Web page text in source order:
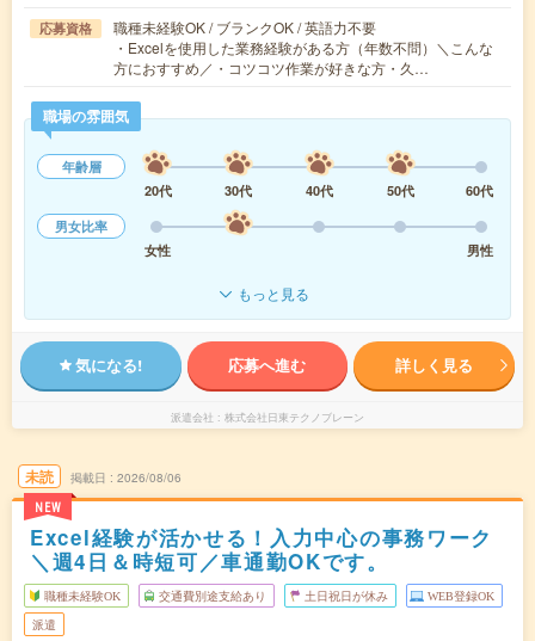
応募資格
職種未経験OK / ブランクOK / 英語力不要
・Excelを使用した業務経験がある方（年数不問）＼こんな
方におすすめ／・コツコツ作業が好きな方・久…
職場の雰囲気
年齢層
20代
30代 40代 50代
60代
男女比率
女性
男性
もっと見る
気になる! 応募へ進む 詳しく見る
派遣会社 株式会社日東テクノブレーン
未読
NEW
掲載日 2026/08/06
Excel経験が活かせる！入力中心の事務ワーク
＼週4日＆時短可／車通勤OKです。
職種未経験OK 交通費別途支給あり 土日祝日が休み WEB登録OK
派遣